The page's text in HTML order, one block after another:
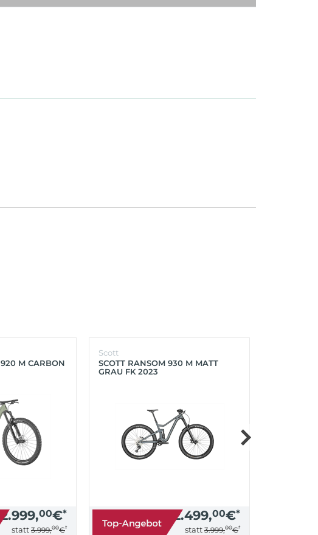
920 M CARBON
2.999,00€*
statt 3.999,00€*
Scott
SCOTT RANSOM 930 M MATT
GRAU FK 2023
2.499,00€*
statt 3.999,00€*